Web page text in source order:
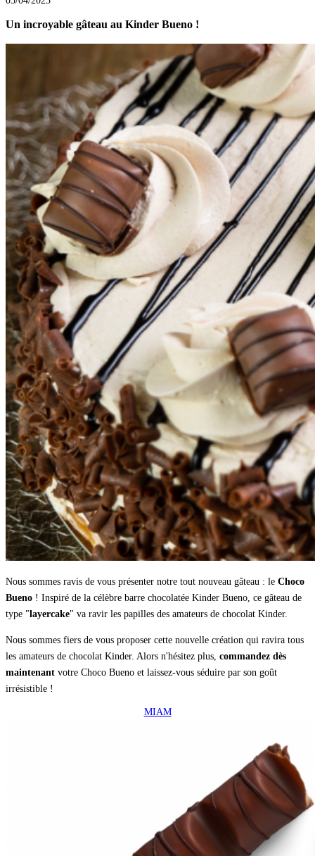
Un incroyable gâteau au Kinder Bueno !
Nous sommes ravis de vous présenter notre tout nouveau gâteau : le Choco
Bueno ! Inspiré de la célèbre barre chocolatée Kinder Bueno, ce gâteau de
type "layercake" va ravir les papilles des amateurs de chocolat Kinder.
Nous sommes fiers de vous proposer cette nouvelle création qui ravira tous
les amateurs de chocolat Kinder. Alors n'hésitez plus, commandez dès
maintenant votre Choco Bueno et laissez-vous séduire par son goût
irrésistible !
MIAM